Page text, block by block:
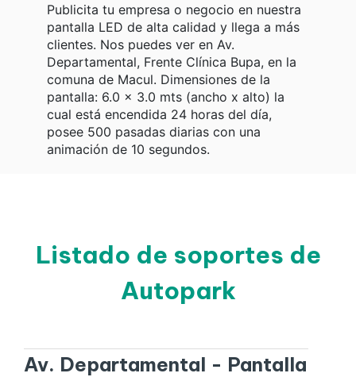
Publicita tu empresa o negocio en nuestra
pantalla LED de alta calidad y llega a más
clientes. Nos puedes ver en Av.
Departamental, Frente Clínica Bupa, en la
comuna de Macul. Dimensiones de la
pantalla: 6.0 x 3.0 mts (ancho x alto) la
cual está encendida 24 horas del día,
posee 500 pasadas diarias con una
animación de 10 segundos.
Listado de soportes de
Autopark
Av. Departamental - Pantalla